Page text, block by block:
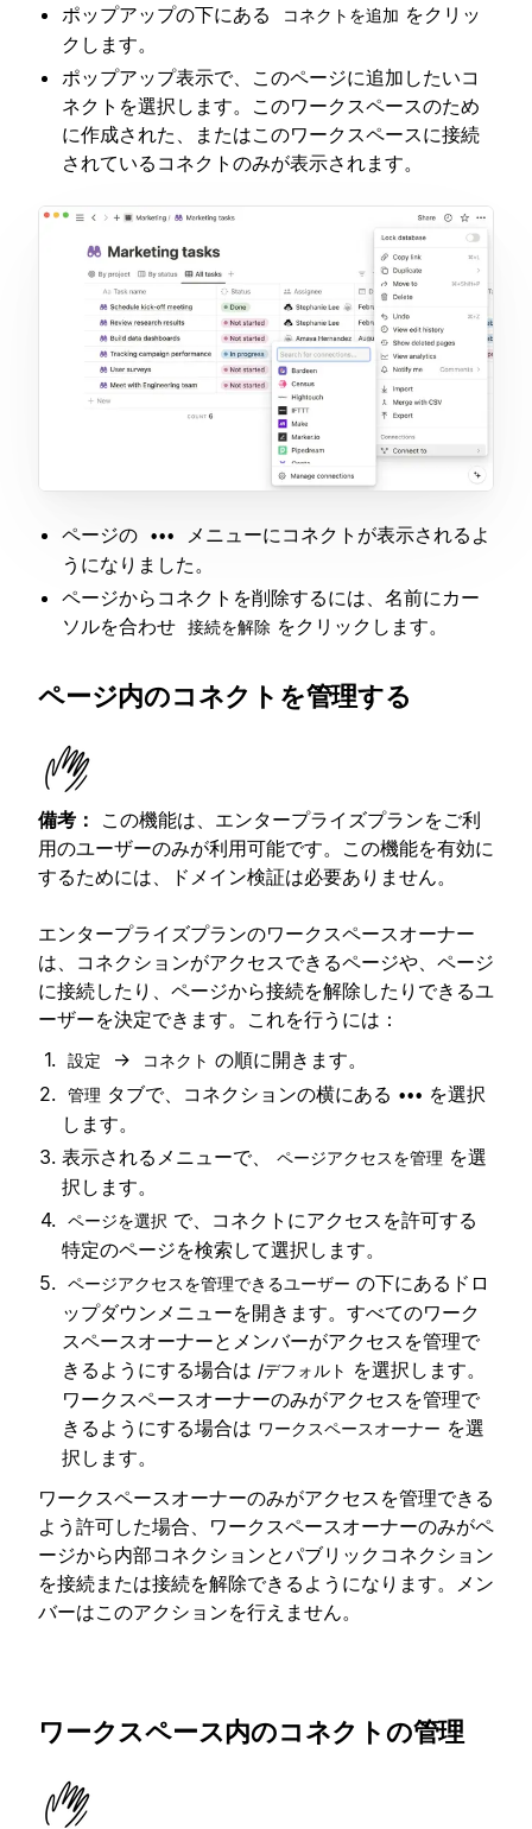
ポップアップの下にある
コネクトを追加 をクリッ
クします。
ポップアップ表示で、このページに追加したいコ
ネクトを選択します。このワークスペースのため
に作成された、またはこのワークスペースに接続
されているコネクトのみが表示されます。
ページの •••
メニューにコネクトが表示されるよ
うになりました。
ページからコネクトを削除するには、名前にカー
ソルを合わせ 接続を解除 をクリックします。
ページ内のコネクトを管理する
備考：
この機能は、エンタープライズプランをご利
用のユーザーのみが利用可能です。この機能を有効に
するためには、ドメイン検証は必要ありません。
エンタープライズプランのワークスペースオーナー
は、コネクションがアクセスできるページや、ページ
に接続したり、ページから接続を解除したりできるユ
ーザーを決定できます。これを行うには：
設定 → コネクト の順に開きます。
管理 タブで、コネクションの横にある ••• を選択
します。
表示されるメニューで、
ページアクセスを管理 を選
択します。
ページを選択 で、コネクトにアクセスを許可する
特定のページを検索して選択します。
ページアクセスを管理できるユーザー の下にあるドロ
ップダウンメニューを開きます。すべてのワーク
スペースオーナーとメンバーがアクセスを管理で
きるようにする場合は /デフォルト を選択します。
ワークスペースオーナーのみがアクセスを管理で
きるようにする場合は ワークスペースオーナー を選
択します。
ワークスペースオーナーのみがアクセスを管理できる
よう許可した場合、ワークスペースオーナーのみがペ
ージから内部コネクションとパブリックコネクション
を接続または接続を解除できるようになります。メン
バーはこのアクションを行えません。
ワークスペース内のコネクトの管理